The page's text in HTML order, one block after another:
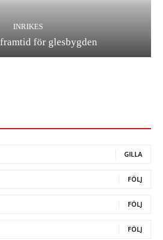
INRIKES
för glesbygden
GILLA
FÖLJ
FÖLJ
FÖLJ